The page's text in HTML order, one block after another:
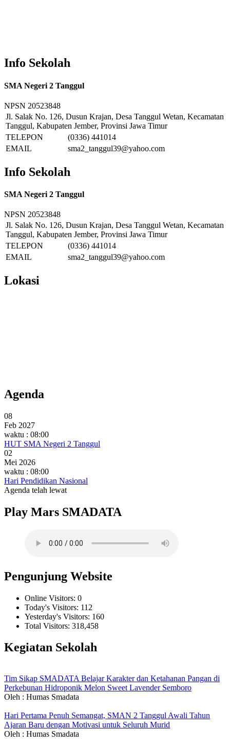
Info Sekolah
SMA Negeri 2 Tanggul
NPSN 20523848
Jl. Salak No. 126, Dusun Krajan, Desa Tanggul Wetan, Kecamatan
Tanggul, Kabupaten Jember, Provinsi Jawa Timur
TELEPON
(0336) 441014
EMAIL
sma2_tanggul39@yahoo.com
Info Sekolah
SMA Negeri 2 Tanggul
NPSN 20523848
Jl. Salak No. 126, Dusun Krajan, Desa Tanggul Wetan, Kecamatan
Tanggul, Kabupaten Jember, Provinsi Jawa Timur
TELEPON
(0336) 441014
EMAIL
sma2_tanggul39@yahoo.com
Lokasi
Agenda
08
Feb 2027
waktu : 08:00
HUT SMA Negeri 2 Tanggul
02
Mei 2026
waktu : 08:00
Hari Pendidikan Nasional
Agenda telah lewat
Play Mars SMADATA
Pengunjung Website
Online Visitors: 0
Today's Visitors: 112
Yesterday's Visitors: 160
Total Visitors: 318,458
Kegiatan Sekolah
Tim Sikap SMADATA Belajar Karakter dan Ketahanan Pangan di
Perkebunan Hidroponik Melon Sweet Lavender Semboro
Oleh : Humas Smadata
Hari Pertama Penuh Semangat, SMAN 2 Tanggul Awali Tahun
Ajaran Baru dengan Motivasi untuk Seluruh Murid
Oleh : Humas Smadata